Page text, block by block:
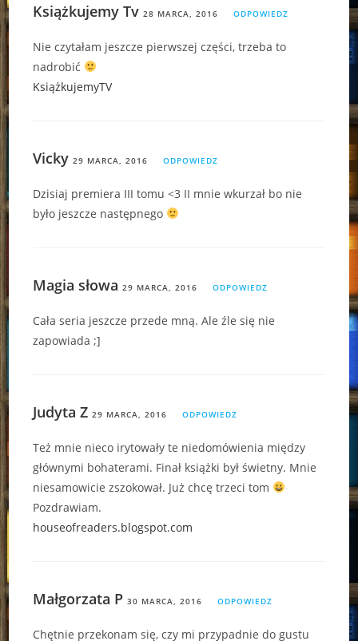
Książkujemy Tv 28 MARCA, 2016 ODPOWIEDZ
Nie czytałam jeszcze pierwszej części, trzeba to
nadrobić
KsiążkujemyTV
Vicky 29 MARCA, 2016 ODPOWIEDZ
Dzisiaj premiera III tomu <3 II mnie wkurzał bo nie
było jeszcze następnego
Magia słowa 29 MARCA, 2016 ODPOWIEDZ
Cała seria jeszcze przede mną. Ale źle się nie
zapowiada ;]
Judyta Z 29 MARCA, 2016 ODPOWIEDZ
Też mnie nieco irytowały te niedomówienia między
głównymi bohaterami. Finał książki był świetny. Mnie
niesamowicie zszokował. Już chcę trzeci tom
Pozdrawiam.
houseofreaders.blogspot.com
Małgorzata P 30 MARCA, 2016 ODPOWIEDZ
Chętnie przekonam się, czy mi przypadnie do gustu